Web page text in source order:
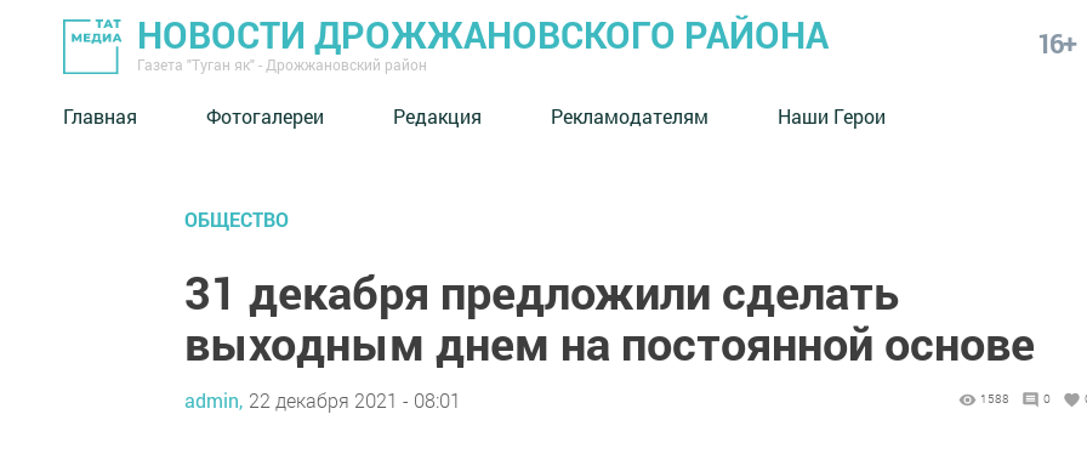
НОВОСТИ ДРОЖЖАНОВСКОГО РАЙОНА
Газета "Туган як" - Дрожжановский район
16+
Главная Фотогалереи Редакция Рекламодателям Наши Герои
ОБЩЕСТВО
31 декабря предложили сделать
выходным днем на постоянной основе
admin, 22 декабря 2021 - 08:01 1588 0